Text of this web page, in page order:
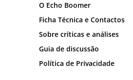
O Echo Boomer
Ficha Técnica e Contactos
Sobre críticas e análises
Guia de discussão
Política de Privacidade